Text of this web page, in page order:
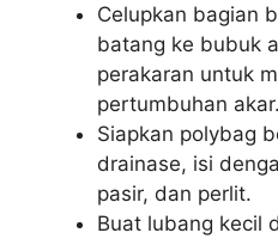
Celupkan bagian
batang ke bubuk
perakaran untuk
pertumbuhan akar.
Siapkan polybag
drainase, isi
pasir, dan perlit.
Buat lubang kecil